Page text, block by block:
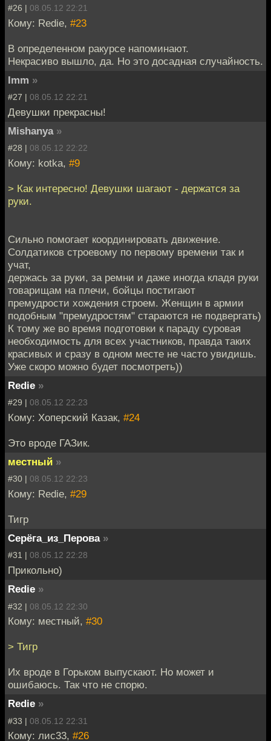
#26 | 08.05.12 22:21
Кому: Redie, #23
В определенном ракурсе напоминают.
Некрасиво вышло, да. Но это досадная случайность.
Imm »
#27 | 08.05.12 22:21
Девушки прекрасны!
Mishanya »
#28 | 08.05.12 22:22
Кому: kotka, #9
> Как интересно! Девушки шагают - держатся за
руки.
Сильно помогает координировать движение.
Солдатиков строевому по первому времени так и
учат,
держась за руки, за ремни и даже иногда кладя руки
товарищам на плечи, бойцы постигают
премудрости хождения строем. Женщин в армии
подобным "премудростям" стараются не подвергать)
К тому же во время подготовки к параду суровая
необходимость для всех участников, правда таких
красивых и сразу в одном месте не часто увидишь.
Уже скоро можно будет посмотреть))
Redie »
#29 | 08.05.12 22:23
Кому: Хоперский Казак, #24
Это вроде ГАЗик.
местный »
#30 | 08.05.12 22:23
Кому: Redie, #29
Тигр
Серёга_из_Перова »
#31 | 08.05.12 22:28
Прикольно)
Redie »
#32 | 08.05.12 22:30
Кому: местный, #30
> Тигр
Их вроде в Горьком выпускают. Но может и
ошибаюсь. Так что не спорю.
Redie »
#33 | 08.05.12 22:31
Кому: лис33, #26